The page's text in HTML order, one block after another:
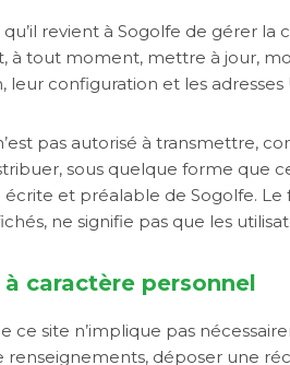
revient à Sogolfe de gérer
à tout moment, mettre à jour,
leur configuration et les adresses
pas autorisé à transmettre,
sous quelque forme que
écrite et préalable de Sogolfe.
ne signifie pas que les
à caractère personnel
ce site n’implique pas
renseignements, déposer une